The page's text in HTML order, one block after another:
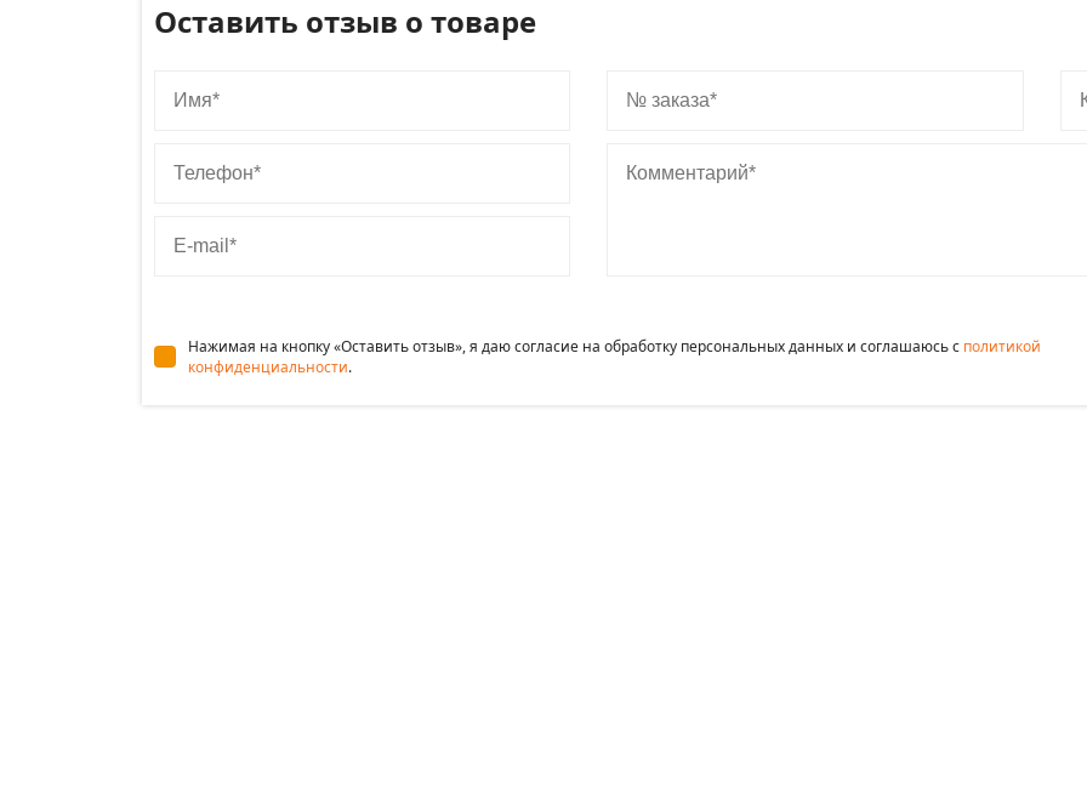
Оставить отзыв о товаре
Нажимая на кнопку «Оставить отзыв», я даю согласие на обработку персональных данных и соглашаюсь c политикой
конфиденциальности.